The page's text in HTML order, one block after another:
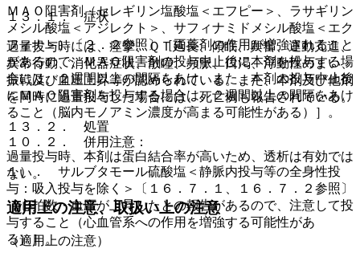
１３．１． 症状
過量投与時には、痙攣、ＱＴ延長、傾眠、興奮、運動亢進、
異常行動、消化器症状、散瞳、頻脈、口渇、浮動性めまい、
振戦及び血圧上昇等が認められている。また、本剤及び他剤
を同時に過量投与した場合には、死亡例も報告されている。
１３．２． 処置
過量投与時、本剤は蛋白結合率が高いため、透析は有効では
ない。
適用上の注意、取扱い上の注意
（適用上の注意）
ＭＡＯ阻害剤（セレギリン塩酸塩＜エフピー＞、ラサギリン
メシル酸塩＜アジレクト＞、サフィナミドメシル酸塩＜エク
フィナ＞）〔２．２参照〕［両薬剤の作用が増強されること
があるので、ＭＡＯ阻害剤の投与中止後に本剤を投与する場
合には、２週間以上の間隔をあけ、また、本剤の投与中止後
にＭＡＯ阻害剤を投与する場合は、２週間以上の間隔をあけ
ること（脳内モノアミン濃度が高まる可能性がある）］。
１０．２． 併用注意：
１）． サルブタモール硫酸塩＜静脈内投与等の全身性投
与：吸入投与を除く＞〔１６．７．１、１６．７．２参照〕
［心拍数・血圧が上昇したとの報告があるので、注意して投
与すること（心血管系への作用を増強する可能性があ
る）］。